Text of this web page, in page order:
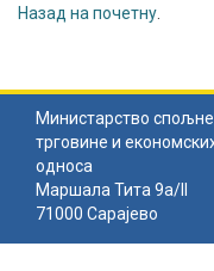
Назад на почетну
Министарство спољне
трговине и
односа
Маршала Тита 9а/II
71000 Сарајево